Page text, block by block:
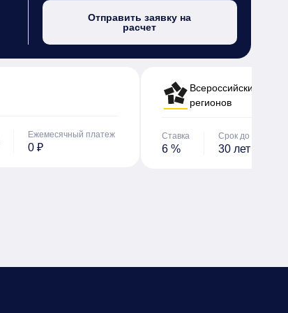
Отправить заявку на
расчет
Ежемесячный платеж
0 ₽
Всероссийский банк
регионов
Ставка
6 %
Срок до
30 лет